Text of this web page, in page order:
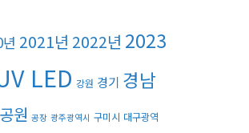
2021년 2022년 2023
LED 강원 경기 경남
공원 공장 광주광역시 구미시 대구광역